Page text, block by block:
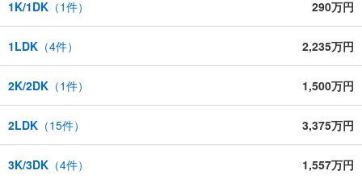
件は早期終了の可能性があるため、お早めにお問い合わせください！
1K/1DK （1件） 290万円
1LDK （4件） 2,235万円
2K/2DK （1件） 1,500万円
2LDK （15件） 3,375万円
3K/3DK （4件） 1,557万円